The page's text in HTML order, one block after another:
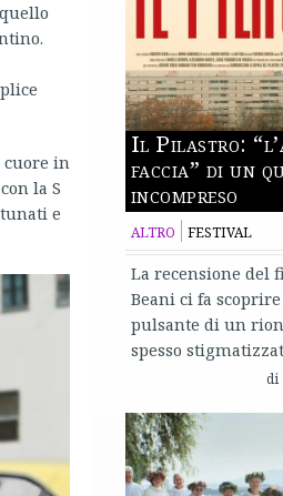
in
la S
e
Il Pilastro:
faccia” di un
incompreso
ALTRO FESTIVAL
La recensione del
Beani ci fa
pulsante di un
spesso
di